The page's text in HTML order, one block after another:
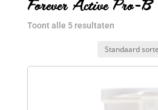
Forever Active Pro-B
Toont alle 5 resultaten